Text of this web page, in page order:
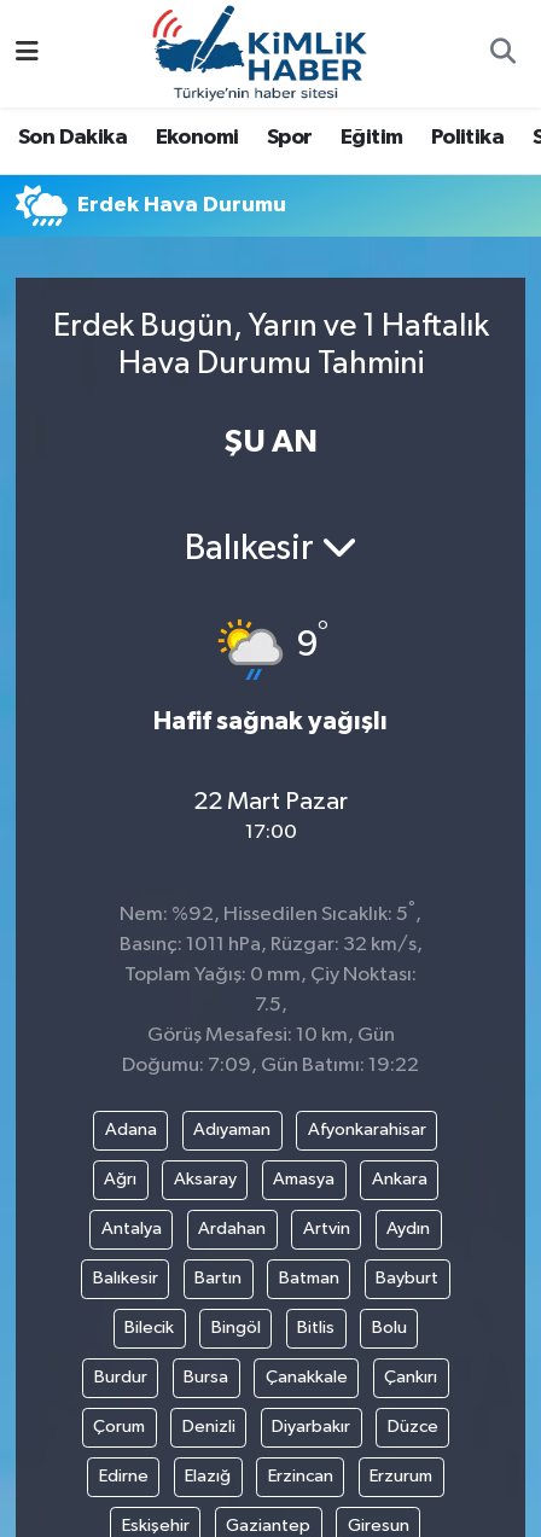
Son Dakika Ekonomi Spor Eğitim Politika
Erdek Hava Durumu
Erdek Bugün, Yarın ve 1 Haftalık
Hava Durumu Tahmini
ŞU AN
Balıkesir
9°
Hafif sağnak yağışlı
22 Mart Pazar
17:00
Nem: %92, Hissedilen Sıcaklık: 5° ,
Basınç: 1011 hPa, Rüzgar: 32 km/s,
Toplam Yağış: 0 mm, Çiy Noktası:
7.5,
Görüş Mesafesi: 10 km, Gün
Doğumu: 7:09, Gün Batımı: 19:22
Adana Adıyaman Afyonkarahisar
Ağrı Aksaray Amasya Ankara
Antalya Ardahan Artvin Aydın
Balıkesir Bartın Batman Bayburt
Bilecik Bingöl Bitlis Bolu
Burdur Bursa Çanakkale Çankırı
Çorum Denizli Diyarbakır Düzce
Edirne Elazığ Erzincan Erzurum
Eskişehir Gaziantep Giresun
Antalya
Dünya
Eğitim
Sağlık
Teknoloji
Nöbetçi Eczaneler
Namaz Vakitleri
Trafik Durumu
Süper Lig Puan Durumu ve Fikstür
Son Dakika Haberleri